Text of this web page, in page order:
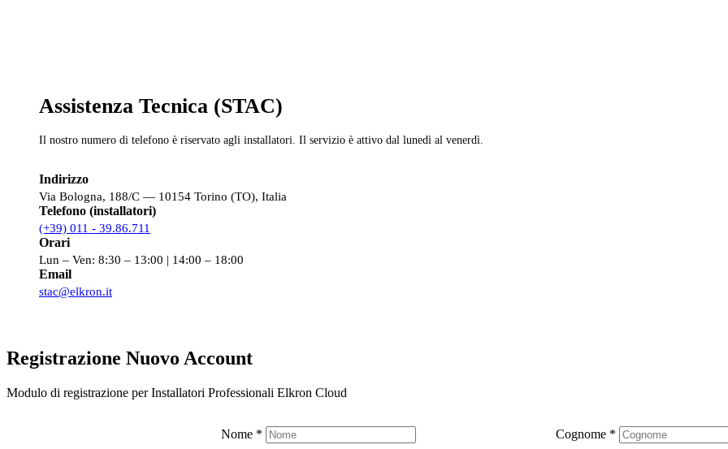
Assistenza Tecnica (STAC)
Il nostro numero di telefono è riservato agli installatori. Il servizio è attivo dal lunedì al venerdì.
Indirizzo
Via Bologna, 188/C — 10154 Torino (TO), Italia
Telefono (installatori)
(+39) 011 - 39.86.711
Orari
Lun – Ven: 8:30 – 13:00 | 14:00 – 18:00
Email
stac@elkron.it
Registrazione Nuovo Account
Modulo di registrazione per Installatori Professionali Elkron Cloud
Nome * Cognome *